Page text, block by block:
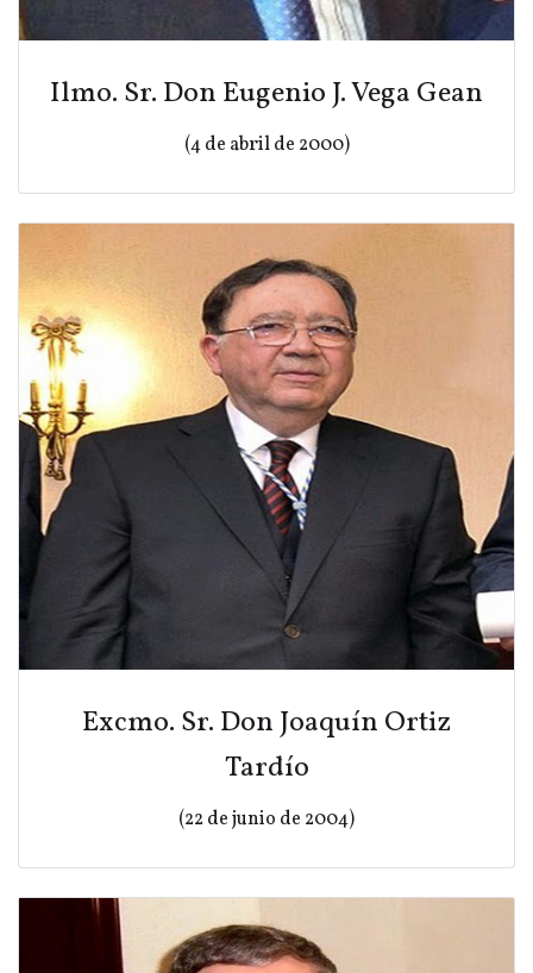
Ilmo. Sr. Don Eugenio J. Vega Gean
(4 de abril de 2000)
Excmo. Sr. Don Joaquín Ortiz
Tardío
(22 de junio de 2004)